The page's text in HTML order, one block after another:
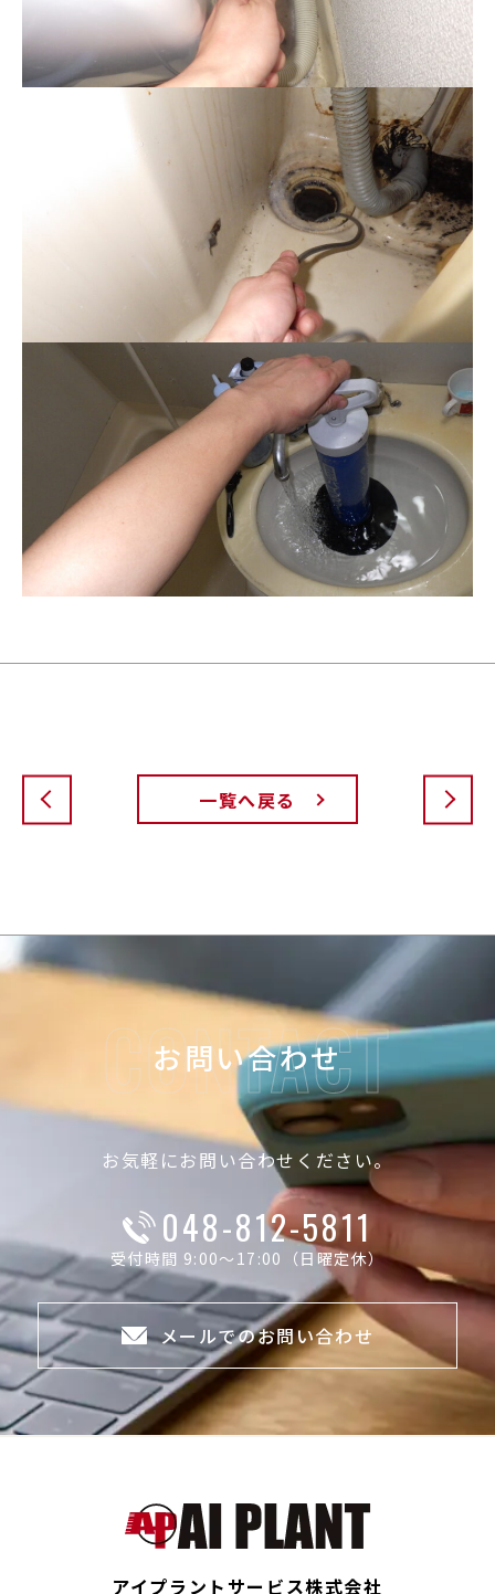
一覧へ戻る
お問い合わせ
お気軽にお問い合わせください。
048-812-5811
受付時間 9:00～17:00（日曜定休）
メールでのお問い合わせ
アイプラントサービス株式会社